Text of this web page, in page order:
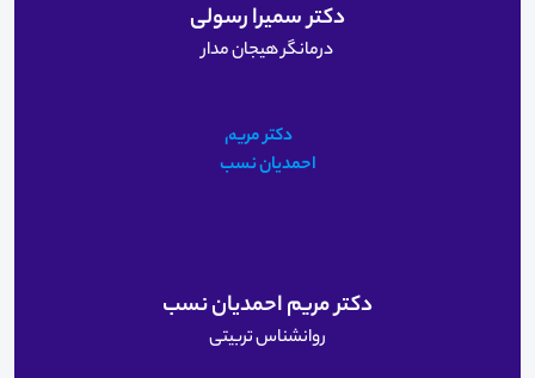
دکتر سمیرا رسولی
درمانگر هیجان مدار
دکتر مریم احمدیان نسب
روانشناس تربیتی